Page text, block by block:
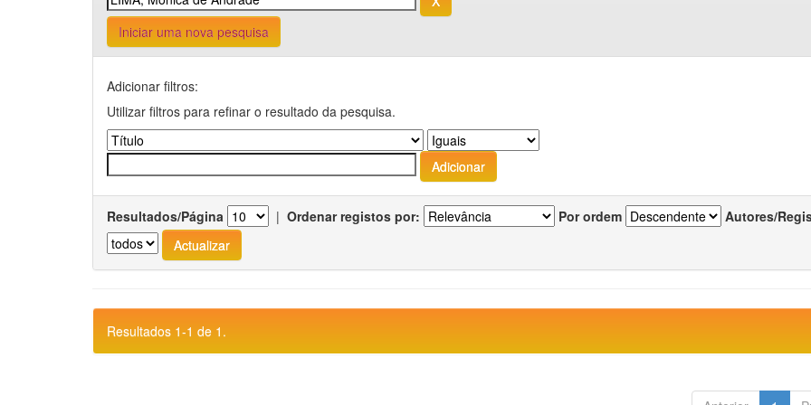
Iniciar uma nova pesquisa
Adicionar filtros:
Utilizar filtros para refinar o resultado da pesquisa.
Resultados/Página | Ordenar registos por: Por ordem Autores/
Resultados 1-1 de 1.